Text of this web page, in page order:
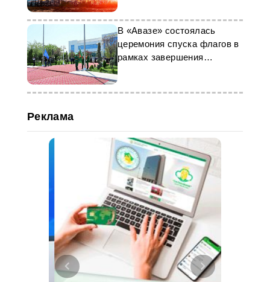
В «Авазе» состоялась
церемония спуска флагов в
рамках завершения
конференции ООН
Реклама